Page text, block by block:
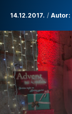
14.12.2017. Autor: